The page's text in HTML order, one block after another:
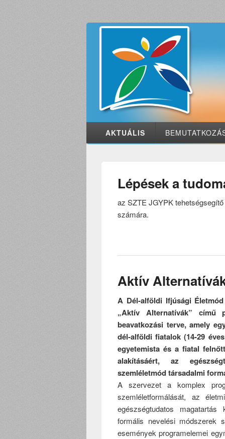
AKTUÁLIS
Lépések a
az SZTE JGYPK
számára.
Aktív
A Dél-alföldi Ifjúsági
„Aktív Alternatívák” című
beavatkozási terve, amely
dél-alföldi fiatalok (14-29
egyetemista és a fiatal
alakításáért, az
szemléletmód társadalmi
A szervezet a komplex
szemléletformálását, az
egészségtudatos
formális nevelési módszerek
események programelemei